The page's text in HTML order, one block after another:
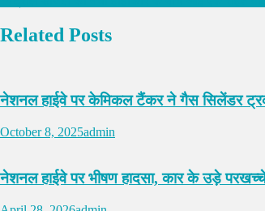
Related Posts
नेशनल हाईवे पर केमिकल टैंकर ने गैस सिलेंडर
October 8, 2025admin
नेशनल हाईवे पर भीषण हादसा, कार के उड़े